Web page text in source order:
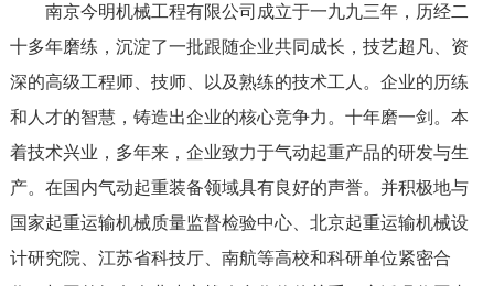
南京今明机械工程有限公司成立于一九九三年，历经二
十多年磨练，沉淀了一批跟随企业共同成长，技艺超凡、资
深的高级工程师、技师、以及熟练的技术工人。企业的历练
和人才的智慧，铸造出企业的核心竞争力。十年磨一剑。本
着技术兴业，多年来，企业致力于气动起重产品的研发与生
产。在国内气动起重装备领域具有良好的声誉。并积极地与
国家起重运输机械质量监督检验中心、北京起重运输机械设
计研究院、江苏省科技厅、南航等高校和科研单位紧密合